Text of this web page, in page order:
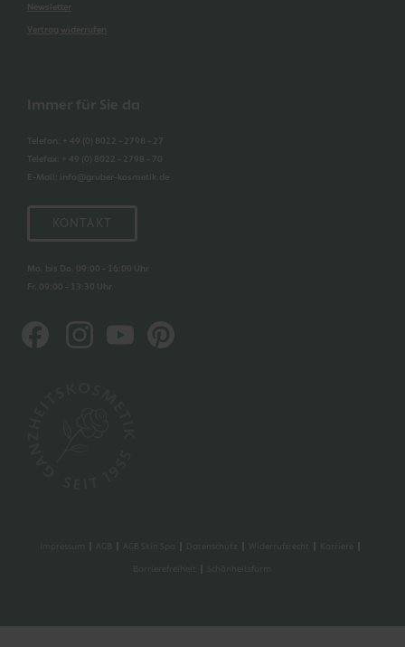
Immer für Sie da
Telefon
+ 49 (0) 8022 - 2798 - 27
Telefax
+ 49 (0) 8022 - 2798 - 70
E-Mail
info@gruber-kosmetik.de
KONTAKT
Mo. bis Do. 09:00 - 16:00 Uhr
Fr. 09:00 - 13:30 Uhr
Newsletter
Vertrag widerrufen
Impressum AGB AGB Skin Spa Datenschutz Widerrufsrecht Karriere
Barrierefreiheit Schönheitsfarm